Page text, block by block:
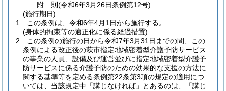
附 則(令和6年3月26日条例第12号)
(施行期日)
1
この条例は、令和6年4月1日から施行する。
(身体的拘束等の適正化に係る経過措置)
2
この条例の施行の日から令和7年3月31日までの間、この
条例による改正後の萩市指定地域密着型介護予防サービス
の事業の人員、設備及び運営並びに指定地域密着型介護予
防サービスに係る介護予防のための効果的な支援の方法に
関する基準等を定める条例第22条第3項の規定の適用につ
いては、当該規定中「講じなければ」とあるのは、「講じ